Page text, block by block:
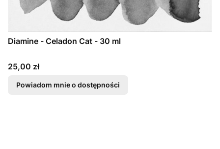
Diamine - Celadon Cat - 30 ml
Cena
25,00 zł
Powiadom mnie o dostępności